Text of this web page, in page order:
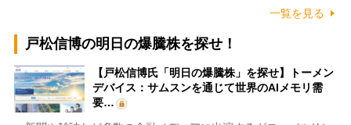
一覧を見る
戸松信博の明日の爆騰株を探せ！
【戸松信博氏「明日の爆騰株」を探せ】トーメン
デバイス：サムスンを通じて世界のAIメモリ需
要…